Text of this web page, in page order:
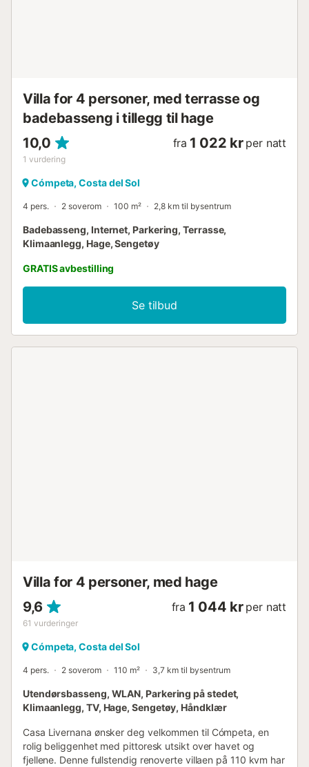
Villa for 4 personer, med terrasse og
badebasseng i tillegg til hage
10,0
1 vurdering
fra 1 022 kr per natt
Cómpeta, Costa del Sol
4 pers. 2 soverom 100 m² 2,8 km til bysentrum
Badebasseng, Internet, Parkering, Terrasse,
Klimaanlegg, Hage, Sengetøy
GRATIS avbestilling
Se tilbud
Villa for 4 personer, med hage
9,6
61 vurderinger
fra 1 044 kr per natt
Cómpeta, Costa del Sol
4 pers. 2 soverom 110 m² 3,7 km til bysentrum
Utendørsbasseng, WLAN, Parkering på stedet,
Klimaanlegg, TV, Hage, Sengetøy, Håndklær
Casa Livernana ønsker deg velkommen til Cómpeta, en
rolig beliggenhet med pittoresk utsikt over havet og
fjellene. Denne fullstendig renoverte villaen på 110 kvm har